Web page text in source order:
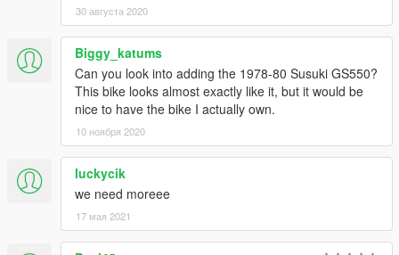
30 августа 2020
Biggy_katums
Can you look into adding the 1978-80 Susuki GS550?
This bike looks almost exactly like it, but it would be
nice to have the bike I actually own.
10 ноября 2020
luckycik
we need moreee
17 мая 2021